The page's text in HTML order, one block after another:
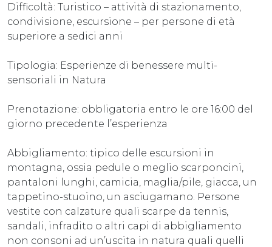
Difficoltà: Turistico – attività di stazionamento,
condivisione, escursione – per persone di età
superiore a sedici anni
Tipologia: Esperienze di benessere multi-
sensoriali in Natura
Prenotazione: obbligatoria entro le ore 16:00 del
giorno precedente l’esperienza
Abbigliamento: tipico delle escursioni in
montagna, ossia pedule o meglio scarponcini,
pantaloni lunghi, camicia, maglia/pile, giacca, un
tappetino-stuoino, un asciugamano. Persone
vestite con calzature quali scarpe da tennis,
sandali, infradito o altri capi di abbigliamento
non consoni ad un’uscita in natura quali quelli